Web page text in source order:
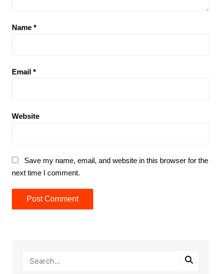
Name *
Email *
Website
Save my name, email, and website in this browser for the
next time I comment.